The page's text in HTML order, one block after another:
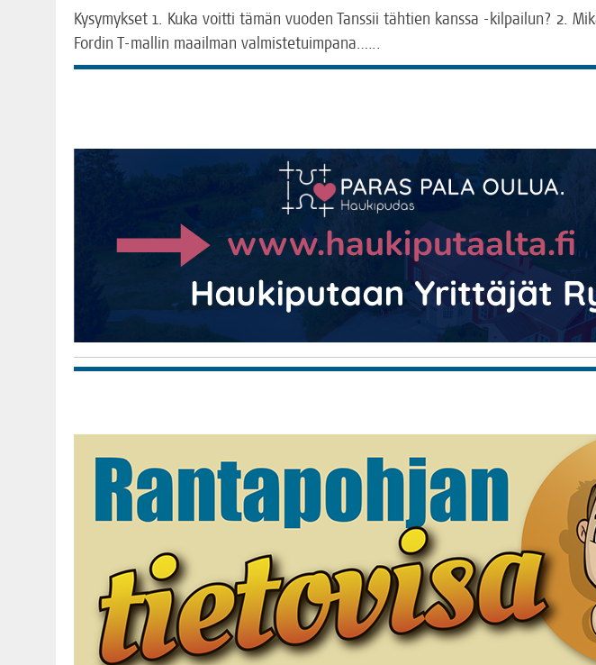
Kysy­myk­set 1. Kuka voit­ti tämän vuo­den Tans­sii täh­tien kans­sa ‑kil­pai­lun? 2.
For­din T‑mallin maa­il­man valmistetuimpana.…..